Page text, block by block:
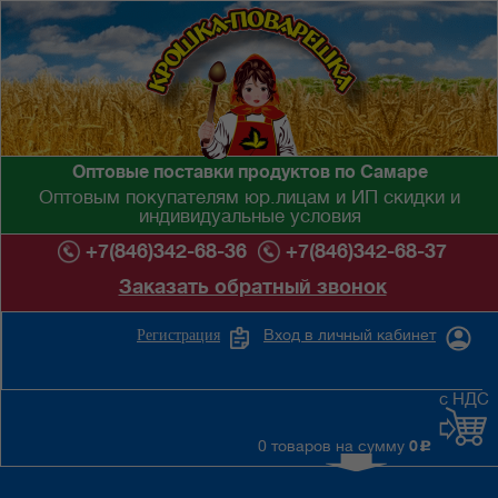
Оптовые поставки продуктов по Самаре
Оптовым покупателям юр.лицам и ИП скидки и
индивидуальные условия
+7(846)342-68-36
+7(846)342-68-37
Заказать обратный звонок
Вход в личный кабинет
Регистрация
0 товаров на сумму 0 c
с НДС